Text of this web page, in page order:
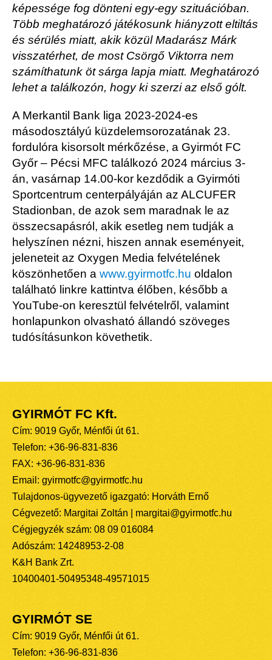
képessége fog dönteni egy-egy szituációban.
Több meghatározó játékosunk hiányzott eltiltás
és sérülés miatt, akik közül Madarász Márk
visszatérhet, de most Csörgő Viktorra nem
számíthatunk öt sárga lapja miatt. Meghatározó
lehet a találkozón, hogy ki szerzi az első gólt.
A Merkantil Bank liga 2023-2024-es
másodosztályú küzdelemsorozatának 23.
fordulóra kisorsolt mérkőzése, a Gyirmót FC
Győr – Pécsi MFC találkozó 2024 március 3-
án, vasárnap 14.00-kor kezdődik a Gyirmóti
Sportcentrum centerpályáján az ALCUFER
Stadionban, de azok sem maradnak le az
összecsapásról, akik esetleg nem tudják a
helyszínen nézni, hiszen annak eseményeit,
jeleneteit az Oxygen Media felvételének
köszönhetően a www.gyirmotfc.hu oldalon
található linkre kattintva élőben, később a
YouTube-on keresztül felvételről, valamint
honlapunkon olvasható állandó szöveges
tudósításunkon követhetik.
GYIRMÓT FC Kft.
Cím: 9019 Győr, Ménfői út 61.
Telefon: +36-96-831-836
FAX: +36-96-831-836
Email: gyirmotfc@gyirmotfc.hu
Tulajdonos-ügyvezető igazgató: Horváth Ernő
Cégvezető: Margitai Zoltán | margitai@gyirmotfc.hu
Cégjegyzék szám: 08 09 016084
Adószám: 14248953-2-08
K&H Bank Zrt.
10400401-50495348-49571015
GYIRMÓT SE
Cím: 9019 Győr, Ménfői út 61.
Telefon: +36-96-831-836